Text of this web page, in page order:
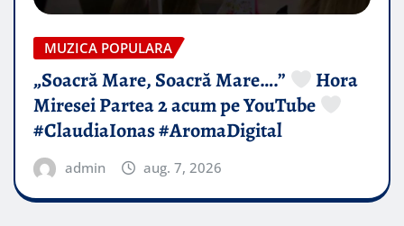
MUZICA POPULARA
„Soacră Mare, Soacră Mare….”
Hora
Miresei Partea 2 acum pe YouTube
#ClaudiaIonas #AromaDigital
admin aug. 7, 2026